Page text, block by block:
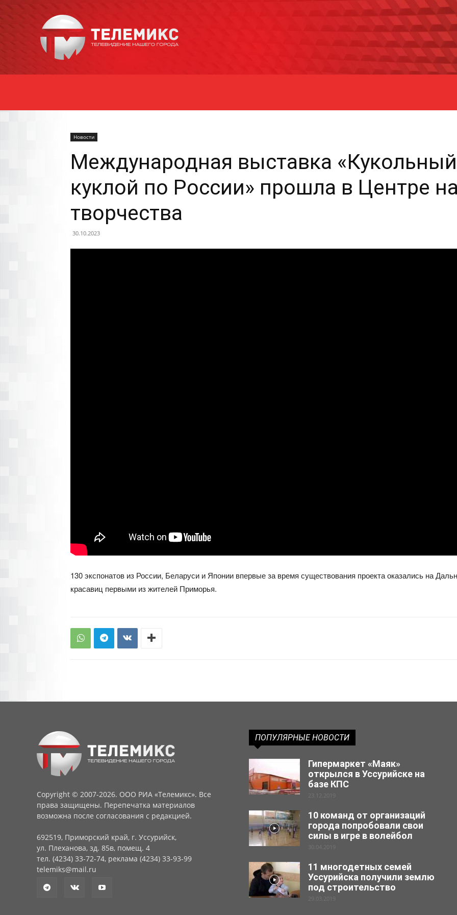
Уссурийска
Новости
Международная выставка
куклой по России» прошла в Центре
творчества
30.10.2023
130 экспонатов из России, Беларуси и Японии впервые за время существования проекта оказались на
красавиц первыми из жителей Приморья.
Copyright © 2007-2026. ООО РИА «Телемикс». Все
права защищены. Перепечатка материалов
возможна после согласования с редакцией.
692519, Приморский край, г. Уссурийск,
ул. Плеханова, зд. 85в, помещ. 4
тел. (4234) 33-72-74, реклама (4234) 33-93-99
telemiks@mail.ru
ПОПУЛЯРНЫЕ НОВОСТИ
Гипермаркет «Маяк»
открылся в Уссурийске на
базе КПС
23.12.2019
10 команд от организаций
города попробовали свои
силы в игре в волейбол
30.04.2019
11 многодетных семей
Уссурийска получили землю
под строительство
29.03.2019